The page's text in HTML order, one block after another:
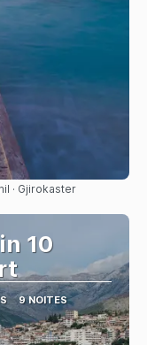
· Gjirokaster
10
9 NOITES